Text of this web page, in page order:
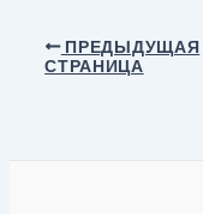
Навигация
ПРЕДЫДУЩАЯ
СТРАНИЦА